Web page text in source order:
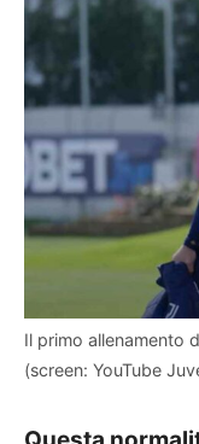
Il primo allenamento
(screen: YouTube